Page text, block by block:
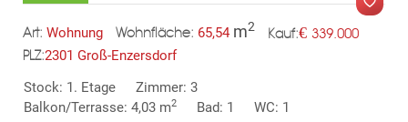
Art: Wohnung Wohnfläche: 65,54 m2 Kauf:€ 339.000
PLZ:2301 Groß-Enzersdorf
Stock: 1. Etage
Zimmer: 3
Balkon/Terrasse: 4,03 m2 Bad: 1 WC: 1